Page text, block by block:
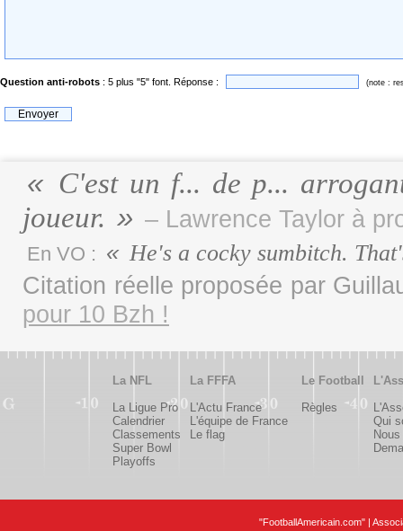
Question anti-robots : 5 plus "5" font. Réponse : (note :
C'est un f... de p...
joueur.
– Lawrence Taylor à
En VO : He's a cocky sumbitch.
Citation réelle proposée par
pour 10 Bzh !
La NFL
La Ligue Pro
Calendrier
Classements
Super Bowl
Playoffs
La FFFA
L'Actu France
L'équipe de France
Le flag
Le Football
Règles
Qui
"FootballAmericain.com" |